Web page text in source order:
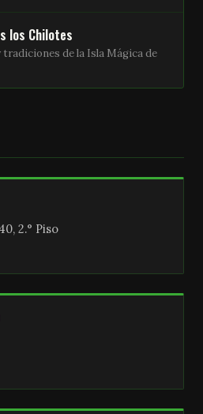
los Chilotes
tradiciones de la Isla Mágica de
2.° Piso